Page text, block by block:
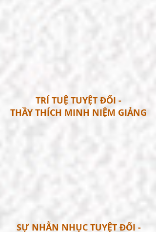
TRÍ TUỆ TUYỆT ĐỐI -
THẦY THÍCH MINH NIỆM GIẢNG
SỰ NHẪN NHỤC TUYỆT ĐỐI -